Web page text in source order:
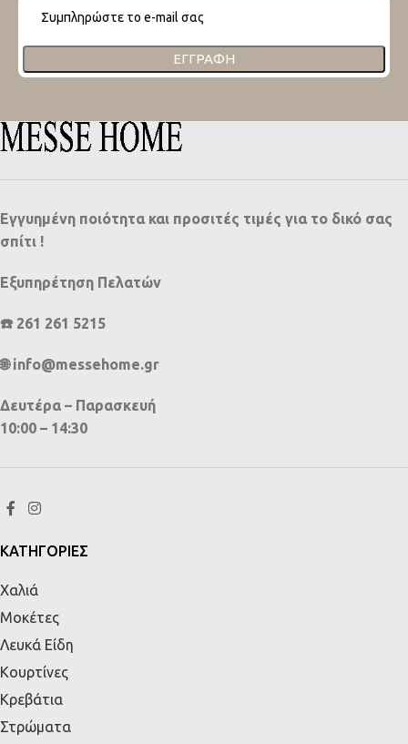
ΕΓΓΡΑΦΉ
Εγγυημένη ποιότητα και προσιτές τιμές για το δικό σας
σπίτι !
Εξυπηρέτηση Πελατών
☎️ 261 261 5215
🌐 info@messehome.gr
Δευτέρα – Παρασκευή
10:00 – 14:30
ΚΑΤΗΓΟΡΙΕΣ
Χαλιά
Μοκέτες
Λευκά Είδη
Κουρτίνες
Κρεβάτια
Στρώματα